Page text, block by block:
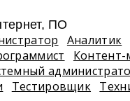
ПО
Аналитик
Тестировщик